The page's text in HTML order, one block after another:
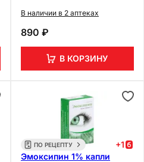
В наличии в 2 аптеках
890 ₽
В КОРЗИНУ
ПО РЕЦЕПТУ +1
Эмоксипин 1% капли